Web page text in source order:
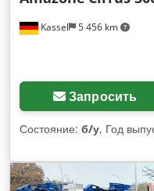
Kassel 5 456 km
Запросить
Состояние: б/у, Год